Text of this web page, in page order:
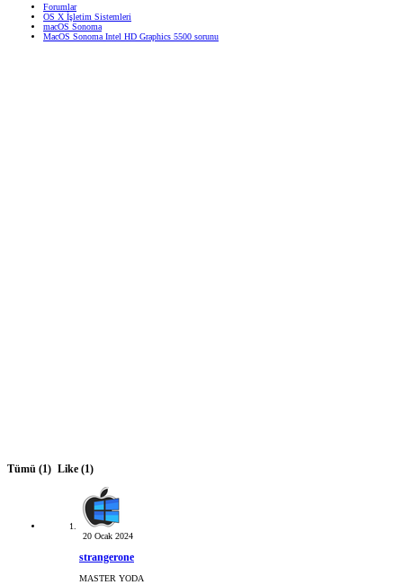
Forumlar
OS X İşletim Sistemleri
macOS Sonoma
MacOS Sonoma Intel HD Graphics 5500 sorunu
Tümü (1) Like (1)
20 Ocak 2024
strangerone
MASTER YODA